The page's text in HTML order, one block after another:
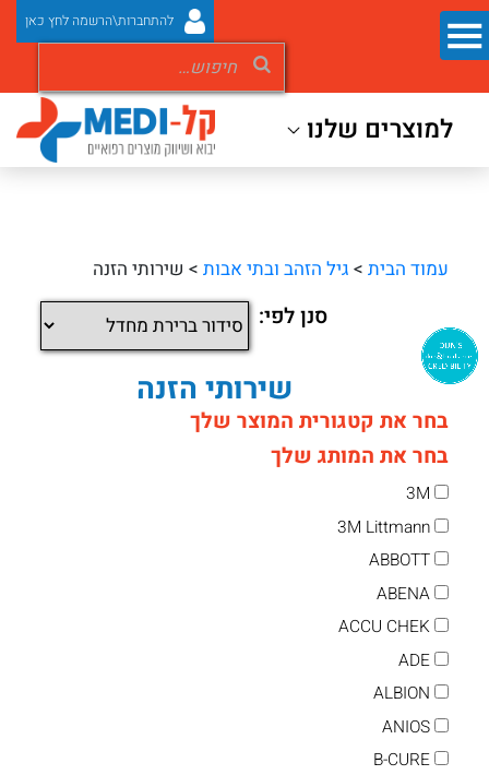
להתחברות\הרשמה לחץ כאן
למוצרים שלנו
עמוד הבית > גיל הזהב ובתי אבות > שירותי הזנה
סנן לפי:
שירותי הזנה
בחר את קטגורית המוצר שלך
בחר את המותג שלך
3M
3M Littmann
ABBOTT
ABENA
ACCU CHEK
ADE
ALBION
ANIOS
B-CURE